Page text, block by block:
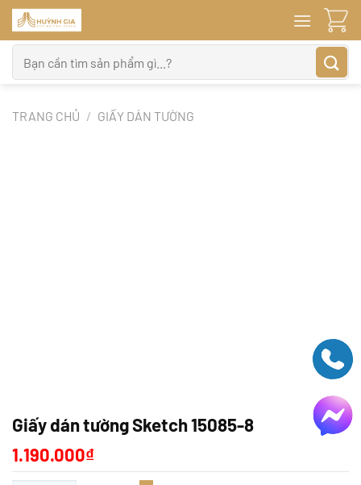
Bỏ
qua
nội
dung
kiếm:
TRANG CHỦ / GIẤY DÁN TƯỜNG
Giấy dán tường Sketch 15085-8
1.190.000₫